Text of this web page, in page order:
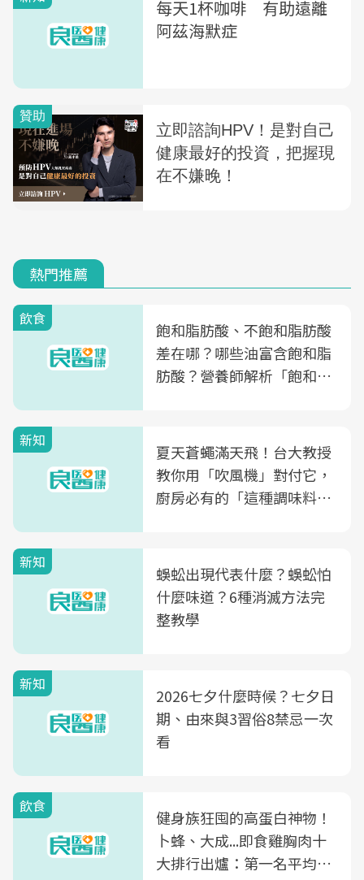
每天1杯咖啡 有助遠離
阿茲海默症
熱門推薦
飲食
飽和脂肪酸、不飽和脂肪酸
差在哪？哪些油富含飽和脂
肪酸？營養師解析「飽和脂
新知
夏天蒼蠅滿天飛！台大教授
教你用「吹風機」對付它，
廚房必有的「這種調味料」
新知
蜈蚣出現代表什麼？蜈蚣怕
什麼味道？6種消滅方法完
整教學
新知
2026七夕什麼時候？七夕日
期、由來與3習俗8禁忌一次
看
飲食
健身族狂囤的高蛋白神物！
卜蜂、大成...即食雞胸肉十
大排行出爐：第一名平均一